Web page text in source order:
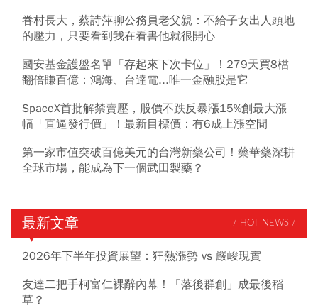
眷村長大，蔡詩萍聊公務員老父親：不給子女出人頭地
的壓力，只要看到我在看書他就很開心
國安基金護盤名單「存起來下次卡位」！279天買8檔
翻倍賺百億：鴻海、台達電...唯一金融股是它
SpaceX首批解禁賣壓，股價不跌反暴漲15%創最大漲
幅「直逼發行價」！最新目標價：有6成上漲空間
第一家市值突破百億美元的台灣新藥公司！藥華藥深耕
全球市場，能成為下一個武田製藥？
最新文章 / HOT NEWS /
2026年下半年投資展望：狂熱漲勢 vs 嚴峻現實
友達二把手柯富仁裸辭內幕！「落後群創」成最後稻
草？